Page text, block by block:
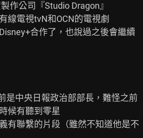
作公司『Studio Dragon』
線電視tvN和OCN的電視劇
合作了，也說過之後會繼續
是中央日報政治部部長，難怪之前
候有聽到零星
有聯繫的片段（雖然不知道他是不